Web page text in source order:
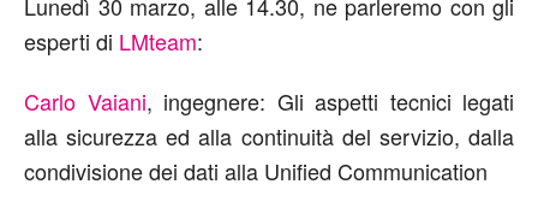
esperti di LMteam:
Carlo Vaiani, ingegnere: Gli aspetti tecnici legati
alla sicurezza ed alla continuità del servizio, dalla
condivisione dei dati alla Unified Communication